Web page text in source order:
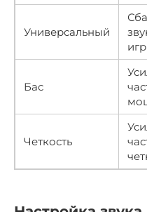
Универсальный
игр
Бас
Четкость